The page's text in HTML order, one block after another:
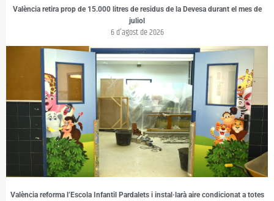
València retira prop de 15.000 litres de residus de la Devesa durant el mes de
juliol
6 d'agost de 2026
València reforma l’Escola Infantil Pardalets i instal·larà aire condicionat a totes